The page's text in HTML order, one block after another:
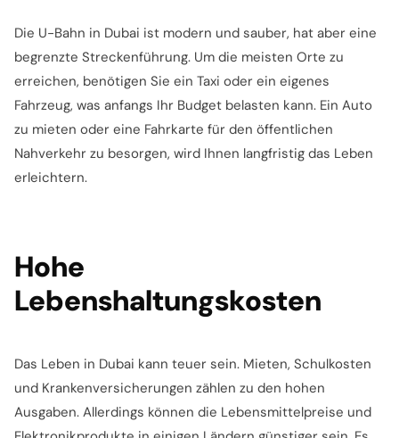
Die U-Bahn in Dubai ist modern und sauber, hat aber eine
begrenzte Streckenführung. Um die meisten Orte zu
erreichen, benötigen Sie ein Taxi oder ein eigenes
Fahrzeug, was anfangs Ihr Budget belasten kann. Ein Auto
zu mieten oder eine Fahrkarte für den öffentlichen
Nahverkehr zu besorgen, wird Ihnen langfristig das Leben
erleichtern.
Hohe
Lebenshaltungskosten
Das Leben in Dubai kann teuer sein. Mieten, Schulkosten
und Krankenversicherungen zählen zu den hohen
Ausgaben. Allerdings können die Lebensmittelpreise und